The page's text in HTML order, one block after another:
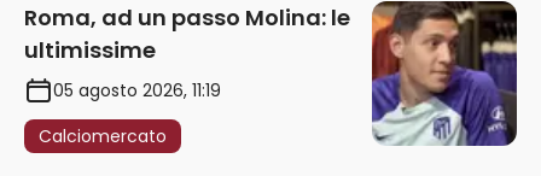
Roma, ad un passo Molina: le
ultimissime
05 agosto 2026, 11:19
Calciomercato